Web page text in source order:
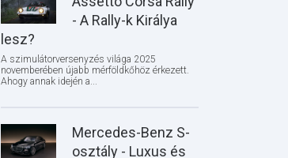
- A Rally-k Királya
lesz?
A szimulátorversenyzés világa 2025
novemberében újabb mérföldkőhöz érkezett.
Ahogy annak idején a...
Mercedes-Benz S-
osztály - Luxus és